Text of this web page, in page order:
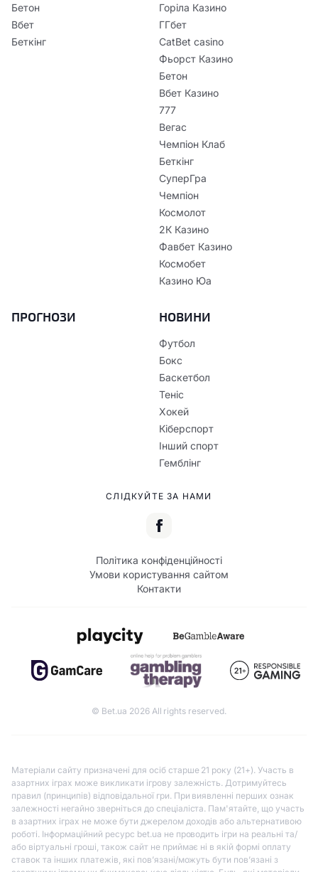
Бетон
Вбет
Беткінг
Горіла Казино
ГГбет
CatBet casino
Фьорст Казино
Бетон
Вбет Казино
777
Вегас
Чемпіон Клаб
Беткінг
СуперГра
Чемпіон
Космолот
2К Казино
Фавбет Казино
Космобет
Казино Юа
ПРОГНОЗИ НОВИНИ
Футбол
Бокс
Баскетбол
Теніс
Хокей
Кіберспорт
Інший спорт
Гемблінг
СЛІДКУЙТЕ ЗА НАМИ
Політика конфіденційності
Умови користування сайтом
Контакти
© Bet.ua 2026 All rights reserved.
Матеріали сайту призначені для осіб старше 21 року (21+). Участь в
азартних іграх може викликати ігрову залежність. Дотримуйтесь
правил (принципів) відповідальної гри. При виявленні перших ознак
залежності негайно зверніться до спеціаліста. Пам'ятайте, що участь
в азартних іграх не може бути джерелом доходів або альтернативою
роботі. Інформаційний ресурс bet.ua не проводить ігри на реальні та/
або віртуальні гроші, також сайт не приймає ні в якій формі оплату
ставок та інших платежів, які пов’язані/можуть бути пов’язані з